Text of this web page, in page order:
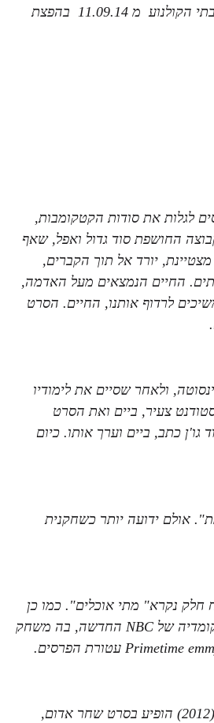
הקולנוע מ 11.09.14 בהפצת
לגלות את סודות הקטקומבות,
החושפת סוד גדול ואפל, שאף
יורד אל תוך הקברים,
החיים הנמצאים מעל האדמה,
לרדוף אותנו, החיים. הסרט
ולאחר שסיים את לימודיו
צעיר, ביים ואת הסרט
כתב, ביים וערך אותו. כיום
אולם ידועה יותר כשחקנית
5 סרטים. סרטו הראשון בו לקח חלק נקרא" מתי אוכלים". כמו כן
של NBC החדשה, בה משחק
Primetime עטורת הפרסים.
אדווין שיחק בסרט המוצלח "הטיהור", וכן גם בסרט ההמשך בשנת 2013. שנה קודם לכן (2012) הופיע בסרט שחר אדום,